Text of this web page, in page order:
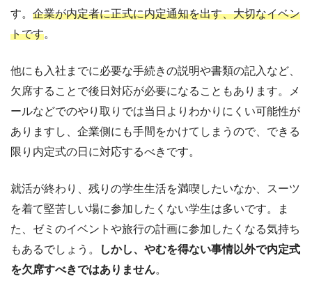
す。 企業が内定者に正式に内定通知を出す、大切なイベン
トです。
他にも入社までに必要な手続きの説明や書類の記入など、
欠席することで後日対応が必要になることもあります。メ
ールなどでのやり取りでは当日よりわかりにくい可能性が
ありますし、企業側にも手間をかけてしまうので、できる
限り内定式の日に対応するべきです。
就活が終わり、残りの学生生活を満喫したいなか、スーツ
を着て堅苦しい場に参加したくない学生は多いです。ま
た、ゼミのイベントや旅行の計画に参加したくなる気持ち
もあるでしょう。
しかし、やむを得ない事情以外で内定式
を欠席すべきではありません。